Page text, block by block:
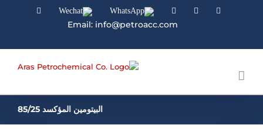
Facebook
Linkedin
Instagram
WhatsApp
Wechat
Email: info@petroacc.com
البيتومين المؤكسد 85/25